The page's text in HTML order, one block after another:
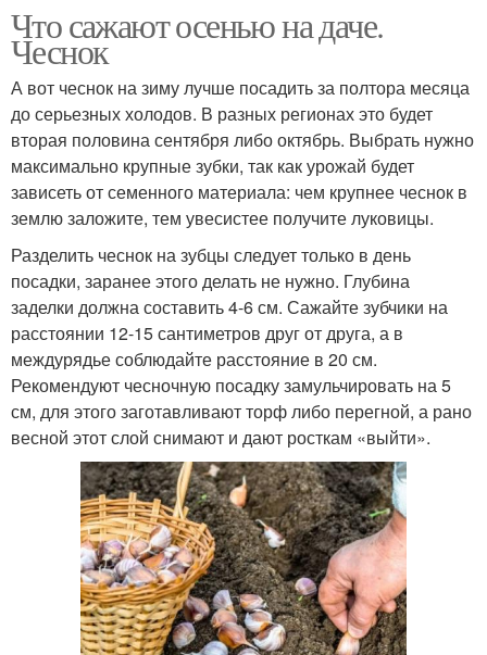
Что сажают осенью на даче.
Чеснок
А вот чеснок на зиму лучше посадить за полтора месяца
до серьезных холодов. В разных регионах это будет
вторая половина сентября либо октябрь. Выбрать нужно
максимально крупные зубки, так как урожай будет
зависеть от семенного материала: чем крупнее чеснок в
землю заложите, тем увесистее получите луковицы.
Разделить чеснок на зубцы следует только в день
посадки, заранее этого делать не нужно. Глубина
заделки должна составить 4-6 см. Сажайте зубчики на
расстоянии 12-15 сантиметров друг от друга, а в
междурядье соблюдайте расстояние в 20 см.
Рекомендуют чесночную посадку замульчировать на 5
см, для этого заготавливают торф либо перегной, а рано
весной этот слой снимают и дают росткам «выйти».